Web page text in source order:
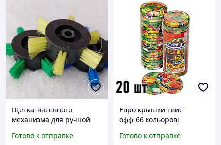
Щетка высевного
механизма для ручной
Слобожанка. Щітка для
Готово к отправке
Евро крышки твист
офф-66 кольорові
Готово к отправке